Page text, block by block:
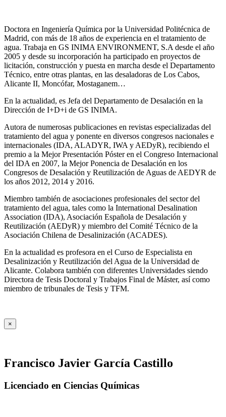
Doctora en Ingeniería Química por la Universidad Politécnica de
Madrid, con más de 18 años de experiencia en el tratamiento de
agua. Trabaja en GS INIMA ENVIRONMENT, S.A desde el año
2005 y desde su incorporación ha participado en proyectos de
licitación, construcción y puesta en marcha desde el Departamento
Técnico, entre otras plantas, en las desaladoras de Los Cabos,
Alicante II, Moncófar, Mostaganem…
En la actualidad, es Jefa del Departamento de Desalación en la
Dirección de I+D+i de GS INIMA.
Autora de numerosas publicaciones en revistas especializadas del
tratamiento del agua y ponente en diversos congresos nacionales e
internacionales (IDA, ALADYR, IWA y AEDyR), recibiendo el
premio a la Mejor Presentación Póster en el Congreso Internacional
del IDA en 2007, la Mejor Ponencia de Desalación en los
Congresos de Desalación y Reutilización de Aguas de AEDYR de
los años 2012, 2014 y 2016.
Miembro también de asociaciones profesionales del sector del
tratamiento del agua, tales como la International Desalination
Association (IDA), Asociación Española de Desalación y
Reutilización (AEDyR) y miembro del Comité Técnico de la
Asociación Chilena de Desalinización (ACADES).
En la actualidad es profesora en el Curso de Especialista en
Desalinización y Reutilización del Agua de la Universidad de
Alicante. Colabora también con diferentes Universidades siendo
Directora de Tesis Doctoral y Trabajos Final de Máster, así como
miembro de tribunales de Tesis y TFM.
×
Francisco Javier García Castillo
Licenciado en Ciencias Químicas